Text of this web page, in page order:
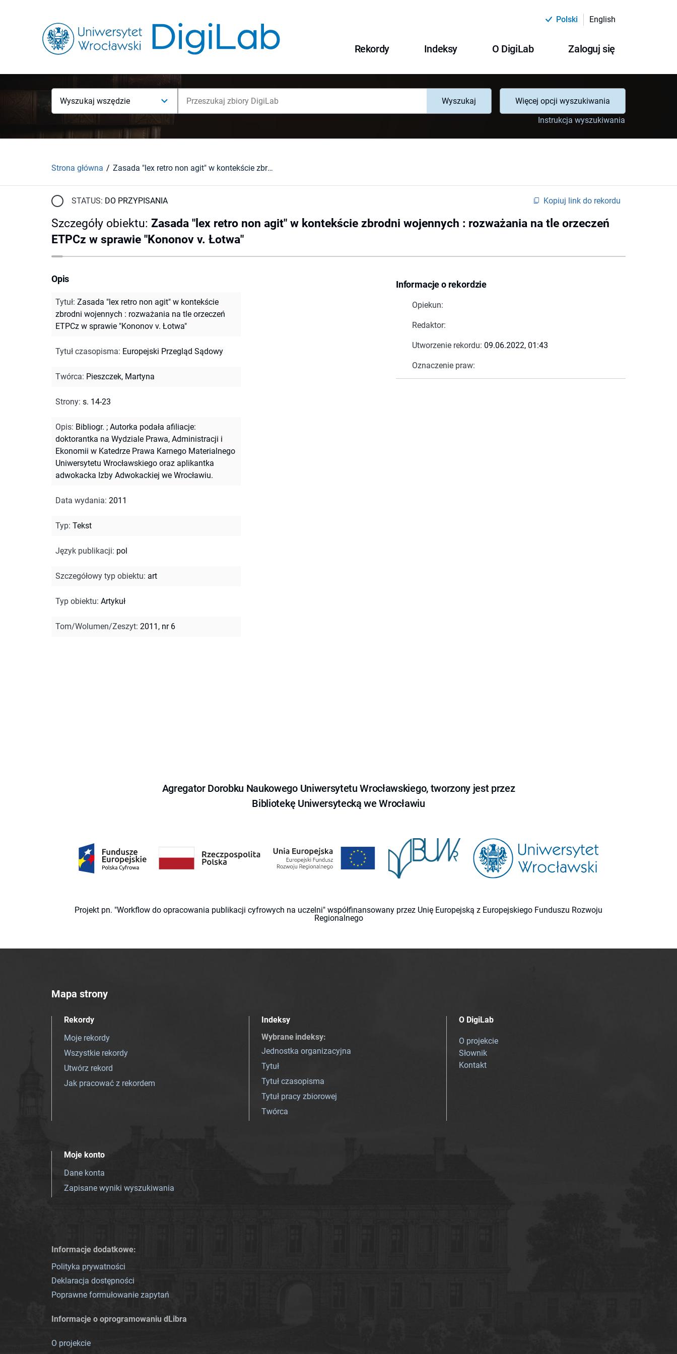
Polski English
Rekordy Indeksy O DigiLab Zaloguj się
Wyszukaj wszędzie Wyszukaj
Więcej opcji wyszukiwania
Instrukcja wyszukiwania
Strona główna Zasada "lex retro non agit" w kontekście zbrodni wojennych : rozważania na tle orzeczeń ETPCz w sprawie "Kononov v. Łotwa"
STATUS: DO PRZYPISANIA Kopiuj link do rekordu
Szczegóły obiektu: Zasada "lex retro non agit" w kontekście zbrodni wojennych : rozważania na tle orzeczeń
ETPCz w sprawie "Kononov v. Łotwa"
Informacje o rekordzie
Opiekun:
Redaktor:
Utworzenie rekordu: 09.06.2022, 01:43
Oznaczenie praw:
Opis
Tytuł: Zasada "lex retro non agit" w kontekście
zbrodni wojennych : rozważania na tle orzeczeń
ETPCz w sprawie "Kononov v. Łotwa"
Tytuł czasopisma: Europejski Przegląd Sądowy
Twórca: Pieszczek, Martyna
Strony: s. 14-23
Opis: Bibliogr. ; Autorka podała afiliacje:
doktorantka na Wydziale Prawa, Administracji i
Ekonomii w Katedrze Prawa Karnego Materialnego
Uniwersytetu Wrocławskiego oraz aplikantka
adwokacka Izby Adwokackiej we Wrocławiu.
Data wydania: 2011
Typ: Tekst
Język publikacji: pol
Szczegółowy typ obiektu: art
Typ obiektu: Artykuł
Tom/Wolumen/Zeszyt: 2011, nr 6
Agregator Dorobku Naukowego Uniwersytetu Wrocławskiego, tworzony jest przez
Bibliotekę Uniwersytecką we Wrocławiu
Projekt pn. "Workflow do opracowania publikacji cyfrowych na uczelni" współfinansowany przez Unię Europejską z Europejskiego Funduszu Rozwoju
Regionalnego
Mapa strony
Rekordy
Moje rekordy
Wszystkie rekordy
Utwórz rekord
Jak pracować z rekordem
Indeksy
Wybrane indeksy:
Jednostka organizacyjna
Tytuł
Tytuł czasopisma
Tytuł pracy zbiorowej
Twórca
O DigiLab
O projekcie
Słownik
Kontakt
Moje konto
Dane konta
Zapisane wyniki wyszukiwania
Informacje dodatkowe:
Polityka prywatności
Deklaracja dostępności
Poprawne formułowanie zapytań
Informacje o oprogramowaniu dLibra
O projekcie